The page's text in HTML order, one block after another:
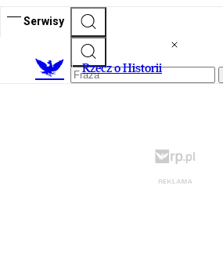
Serwisy
Rzecz o Historii